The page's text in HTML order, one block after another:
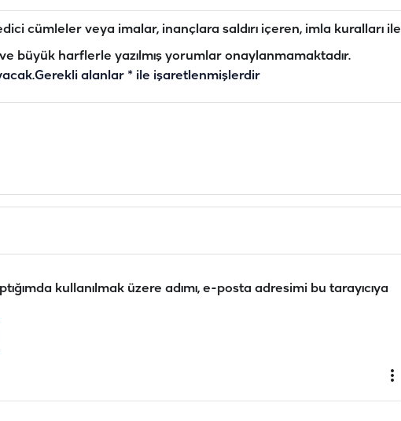
cümleler veya imalar, inançlara saldırı içeren, imla kuralları ile
büyük harflerle yazılmış yorumlar onaylanmamaktadır.
Gerekli alanlar * ile işaretlenmişlerdir
kullanılmak üzere adımı, e-posta adresimi bu tarayıcıya